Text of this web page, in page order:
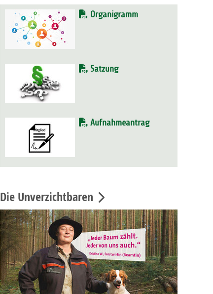
Organigramm
Satzung
Aufnahmeantrag
Die Unverzichtbaren